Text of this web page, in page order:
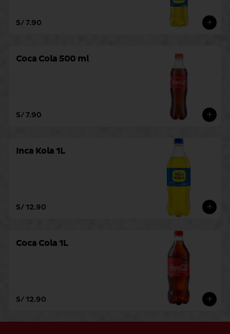
S/ 7.90
Coca Cola 500 ml
S/ 7.90
Inca Kola 1L
S/ 12.90
Coca Cola 1L
S/ 12.90